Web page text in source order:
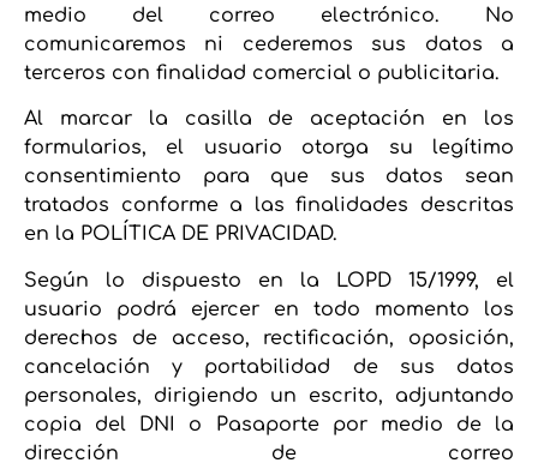
medio del correo electrónico. No
comunicaremos ni cederemos sus datos a
terceros con finalidad comercial o publicitaria.
Al marcar la casilla de aceptación en los
formularios, el usuario otorga su legítimo
consentimiento para que sus datos sean
tratados conforme a las finalidades descritas
en la POLÍTICA DE PRIVACIDAD.
Según lo dispuesto en la LOPD 15/1999, el
usuario podrá ejercer en todo momento los
derechos de acceso, rectificación, oposición,
cancelación y portabilidad de sus datos
personales, dirigiendo un escrito, adjuntando
copia del DNI o Pasaporte por medio de la
dirección de correo